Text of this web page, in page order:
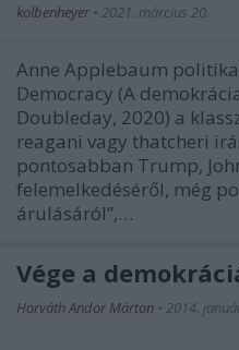
kolbenheyer • 2021. március 20.
Anne Applebaum
Democracy (A
Doubleday, 2020) a
reagani vagy thatcheri
pontosabban Trump,
felemelkedéséről, még
árulásáról”,…
Vége a
Horváth Andor Márton • 2014.